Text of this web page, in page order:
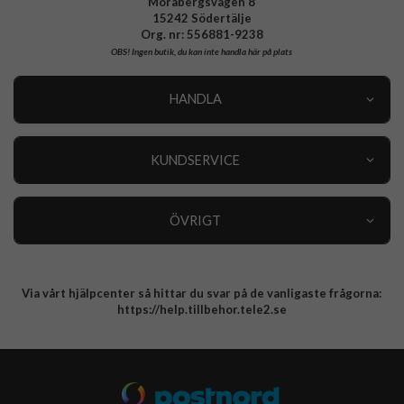
15242 Södertälje
Org. nr: 556881-9238
OBS!Ingen butik, du kan inte handla här på plats
HANDLA
KUNDSERVICE
ÖVRIGT
Integritetspolicy
Via vårt hjälpcenter så hittar du svar på de vanligaste frågorna:
https://help.tillbehor.tele2.se